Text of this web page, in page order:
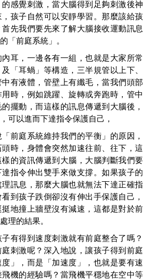
感覺刺激，當大腦得到足夠刺激後神
孩子自然可以安靜學習。那麼該給孩
先我們要先來了解大腦接收運動訊息
「前庭系統」。
耳，一邊各有一組，也就是大家所常
「耳蝸」等構造，三半規管以上下、
有液體，管壁上有纖毛，當我們頭部
時，例如跳躍、旋轉或奔跑時，管中
擺動，而這樣的訊息傳遞到大腦後，
可以進而下達指令保護自己，
前庭系統維持我們的平衡」的原因，
時，身體會突然加速往前、往下，這
的資訊傳遞到大腦，大腦判斷我們要
指令伸出雙手來做支撐。如果孩子的
訊息，那麼大腦也就無法下達正確指
到孩子跌倒卻沒有伸出手保護自己，
地撞上牆壁沒有減速，這都是對於前
理的結果。
有得到速度刺激就有前庭整合了嗎？
刺激呢？深入地說，讓孩子得到前庭
」，而是「加速度」，也就是要有速
機的經驗嗎？當飛機平穩地在空中等